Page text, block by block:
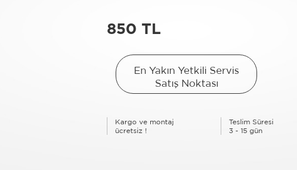
850 TL
En Yakın Yetkili Servis
Satış Noktası
Kargo ve montaj
ücretsiz !
Teslim Süresi
3 - 15 gün